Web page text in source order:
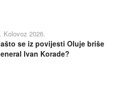
Kolovoz 2026.
se iz povijesti Oluje briše
Ivan Korade?